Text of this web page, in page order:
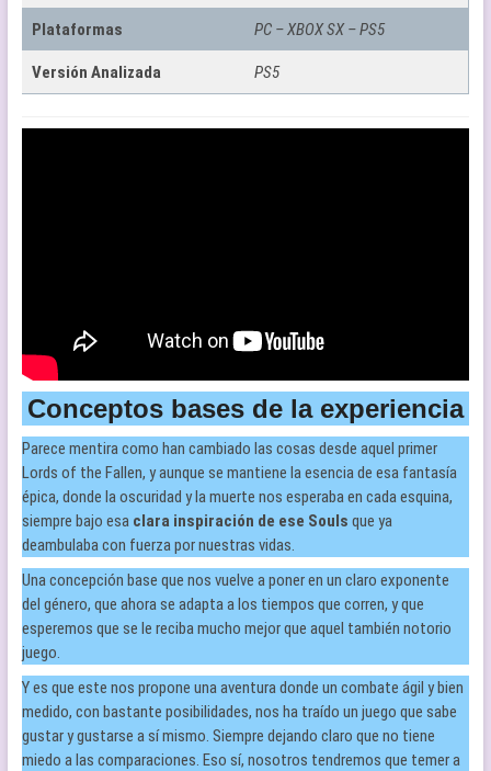
Plataformas PC – XBOX SX – PS5
Versión Analizada PS5
Conceptos bases de la experiencia
Parece mentira como han cambiado las cosas desde aquel primer
Lords of the Fallen, y aunque se mantiene la esencia de esa fantasía
épica, donde la oscuridad y la muerte nos esperaba en cada esquina,
siempre bajo esa clara inspiración de ese Souls que ya
deambulaba con fuerza por nuestras vidas.
Una concepción base que nos vuelve a poner en un claro exponente
del género, que ahora se adapta a los tiempos que corren, y que
esperemos que se le reciba mucho mejor que aquel también notorio
juego.
Y es que este nos propone una aventura donde un combate ágil y bien
medido, con bastante posibilidades, nos ha traído un juego que sabe
gustar y gustarse a sí mismo. Siempre dejando claro que no tiene
miedo a las comparaciones. Eso sí, nosotros tendremos que temer a